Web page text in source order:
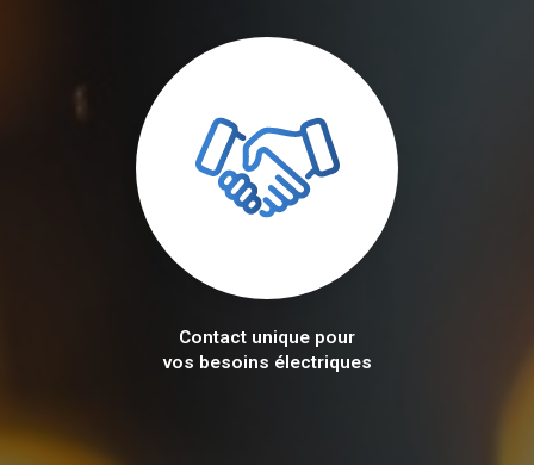
Contact unique pour
vos besoins électriques